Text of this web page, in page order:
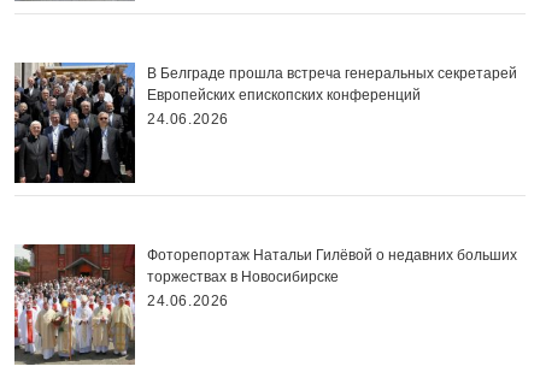
В Белграде прошла встреча генеральных секретарей
Европейских епископских конференций
24.06.2026
Фоторепортаж Натальи Гилёвой о недавних больших
торжествах в Новосибирске
24.06.2026